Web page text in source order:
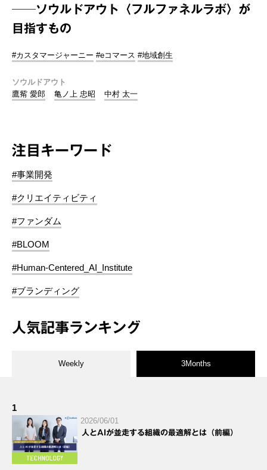
──ソウルドアウト〈フルファネルラボ〉が
目指すもの
#カスタマージャーニー #eコマース #地域創生
ソウルドアウト
鷹觜 愛郎
亀ノ上 忠昭 中村 太一
注目キーワード
#事業開発
#クリエイティビティ
#ファンダム
#BLOOM
#Human-Centered_AI_Institute
#ブランディング
人気記事ランキング
Weekly 3Months
1
2026/06/01
人とAIが並走する組織の最適解とは（前編）